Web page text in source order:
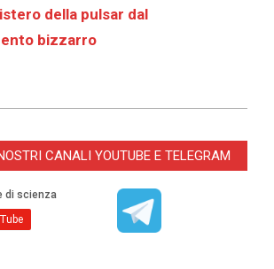
della pulsar dal
bizzarro
CANALI YOUTUBE E TELEGRAM